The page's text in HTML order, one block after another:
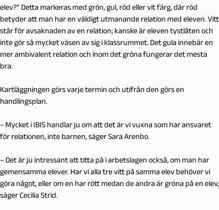
elev?” Detta markeras med grön, gul, röd eller vit färg, där röd
betyder att man har en väldigt utmanande relation med eleven. Vitt
står för avsaknaden av en relation; kanske är eleven tystlåten och
inte gör så mycket väsen av sig i klassrummet. Det gula innebär en
mer ambivalent relation och inom det gröna fungerar det mesta
bra.
Kartläggningen görs varje termin och utifrån den görs en
handlingsplan.
– Mycket i IBIS handlar ju om att det är vi vuxna som har ansvaret
för relationen, inte barnen, säger Sara Arenbo.
– Det är ju intressant att titta på i arbetslagen också, om man har
gemensamma elever. Har vi alla tre vitt på samma elev behöver vi
göra något, eller om en har rött medan de andra är gröna på en elev,
säger Cecilia Strid.